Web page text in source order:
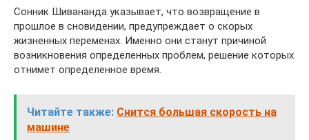
Сонник Шивананда указывает, что возвращение в
прошлое в сновидении, предупреждает о скорых
жизненных переменах. Именно они станут причиной
возникновения определенных проблем, решение которых
отнимет определенное время.
Читайте также: Снится большая скорость на
машине